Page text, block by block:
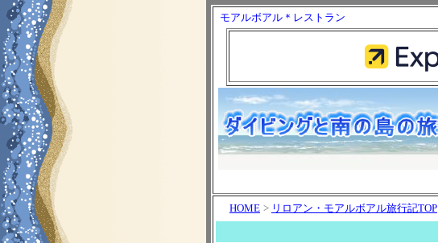
モアルボアル＊レストラン
HOME > リロアン・モアルボアル旅行記TOP